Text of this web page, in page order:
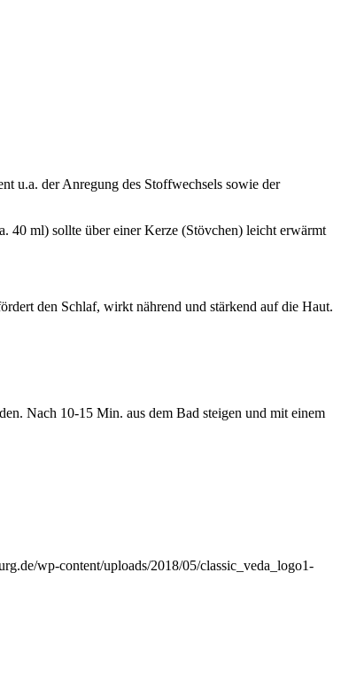
u.a. der Anregung des Stoffwechsels sowie der
ml) sollte über einer Kerze (Stövchen) leicht erwärmt
den Schlaf, wirkt nährend und stärkend auf die Haut.
Nach 10-15 Min. aus dem Bad steigen und mit einem
wp-content/uploads/2018/05/classic_veda_logo1-